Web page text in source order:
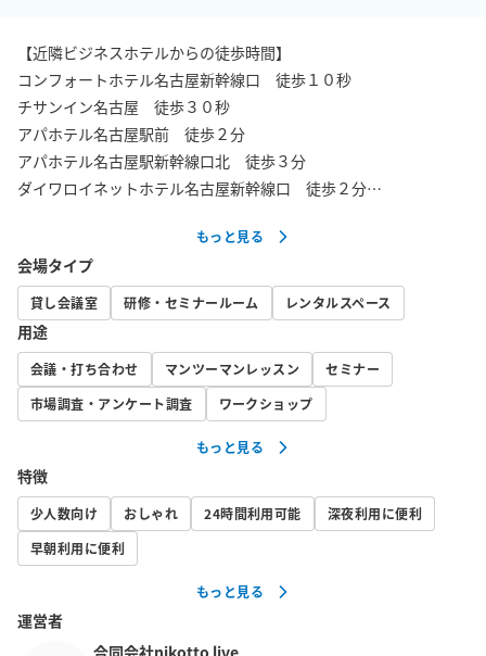
【近隣ビジネスホテルからの徒歩時間】
コンフォートホテル名古屋新幹線口　徒歩１０秒
チサンイン名古屋　徒歩３０秒
アパホテル名古屋駅前　徒歩２分
アパホテル名古屋駅新幹線口北　徒歩３分
ダイワロイネットホテル名古屋新幹線口　徒歩２分
R＆Bホテル名古屋新幹線口　徒歩２分
名鉄イン　徒歩2分
【設備・備品】
・softbank光  Wi-Fi
・ホワイトボード（1200mm×900mm）
・テーブル　2台（120cm×45cm）
・延長コード２m　３個
・電源タップ１.５m　１個
・撮影用LEDリングライト　１個
・４３インチテレビモニター　１台
・D-sub１５ピンケーブル　１本
・USB-C/HDMI変換ケーブル　１個
・iPhone/HDMI変換ケーブル　１個
もっと見る
会場タイプ
貸し会議室 研修・セミナールーム レンタルスペース
用途
会議・打ち合わせ マンツーマンレッスン
セミナー
市場調査・アンケート調査
ワークショップ
もっと見る
特徴
少人数向け おしゃれ 24時間利用可能
深夜利用に便利
早朝利用に便利
もっと見る
運営者
合同会社nikotto live